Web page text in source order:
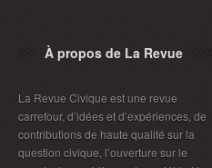
À propos de La Revue
La Revue Civique est une revue
carrefour, d’idées et d’expériences, de
contributions de haute qualité sur la
question civique, l’ouverture sur le